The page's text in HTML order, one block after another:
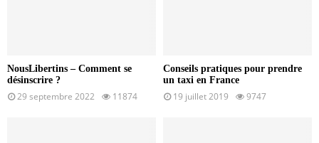
NousLibertins – Comment se
désinscrire ?
29 septembre 2022 11874
Conseils pratiques pour prendre
un taxi en France
19 juillet 2019 9747